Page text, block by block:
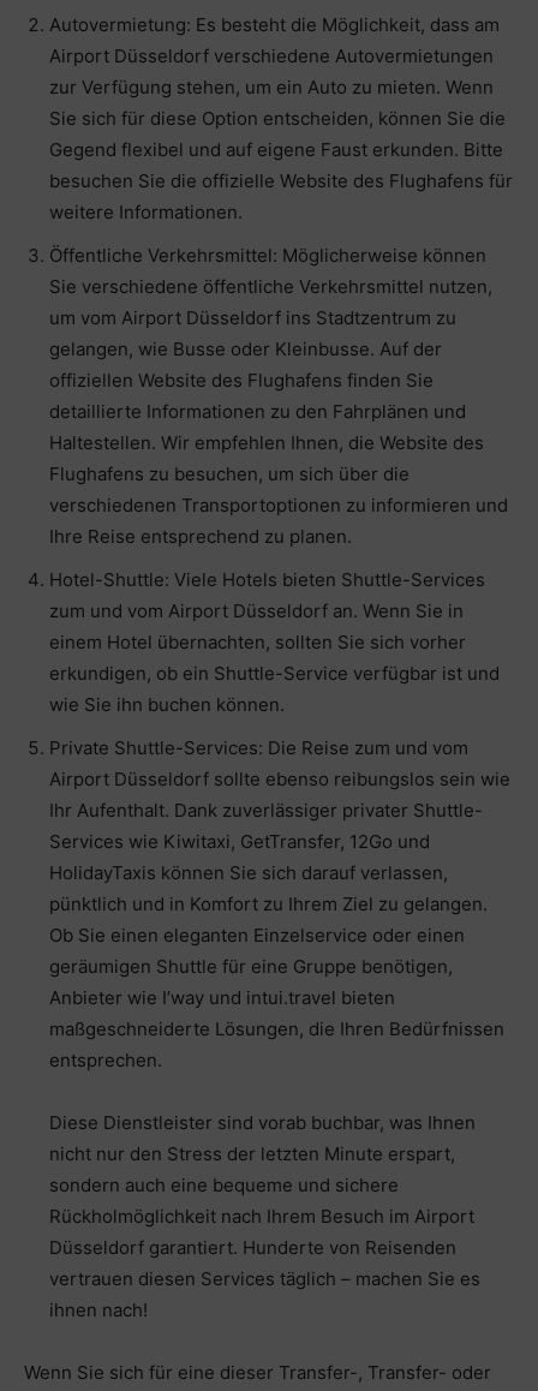
Autovermietung: Es besteht die Möglichkeit, dass am
Airport Düsseldorf verschiedene Autovermietungen
zur Verfügung stehen, um ein Auto zu mieten. Wenn
Sie sich für diese Option entscheiden, können Sie die
Gegend flexibel und auf eigene Faust erkunden. Bitte
besuchen Sie die offizielle Website des Flughafens für
weitere Informationen.
Öffentliche Verkehrsmittel: Möglicherweise können
Sie verschiedene öffentliche Verkehrsmittel nutzen,
um vom Airport Düsseldorf ins Stadtzentrum zu
gelangen, wie Busse oder Kleinbusse. Auf der
offiziellen Website des Flughafens finden Sie
detaillierte Informationen zu den Fahrplänen und
Haltestellen. Wir empfehlen Ihnen, die Website des
Flughafens zu besuchen, um sich über die
verschiedenen Transportoptionen zu informieren und
Ihre Reise entsprechend zu planen.
Hotel-Shuttle: Viele Hotels bieten Shuttle-Services
zum und vom Airport Düsseldorf an. Wenn Sie in
einem Hotel übernachten, sollten Sie sich vorher
erkundigen, ob ein Shuttle-Service verfügbar ist und
wie Sie ihn buchen können.
Private Shuttle-Services: Die Reise zum und vom
Airport Düsseldorf sollte ebenso reibungslos sein wie
Ihr Aufenthalt. Dank zuverlässiger privater Shuttle-
Services wie Kiwitaxi, GetTransfer, 12Go und
HolidayTaxis können Sie sich darauf verlassen,
pünktlich und in Komfort zu Ihrem Ziel zu gelangen.
Ob Sie einen eleganten Einzelservice oder einen
geräumigen Shuttle für eine Gruppe benötigen,
Anbieter wie I’way und intui.travel bieten
maßgeschneiderte Lösungen, die Ihren Bedürfnissen
entsprechen.
Diese Dienstleister sind vorab buchbar, was Ihnen
nicht nur den Stress der letzten Minute erspart,
sondern auch eine bequeme und sichere
Rückholmöglichkeit nach Ihrem Besuch im Airport
Düsseldorf garantiert. Hunderte von Reisenden
vertrauen diesen Services täglich – machen Sie es
ihnen nach!
Wenn Sie sich für eine dieser Transfer-, Transfer- oder